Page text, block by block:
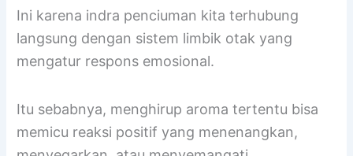
Ini karena indra penciuman kita terhubung
langsung dengan sistem limbik otak yang
mengatur respons emosional.
Itu sebabnya, menghirup aroma tertentu bisa
memicu reaksi positif yang menenangkan,